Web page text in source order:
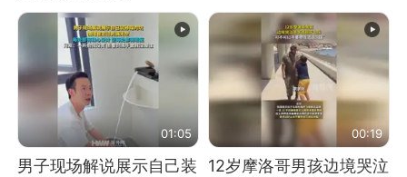
01:05
男子现场解说展示自己装
00:19
12岁摩洛哥男孩边境哭泣